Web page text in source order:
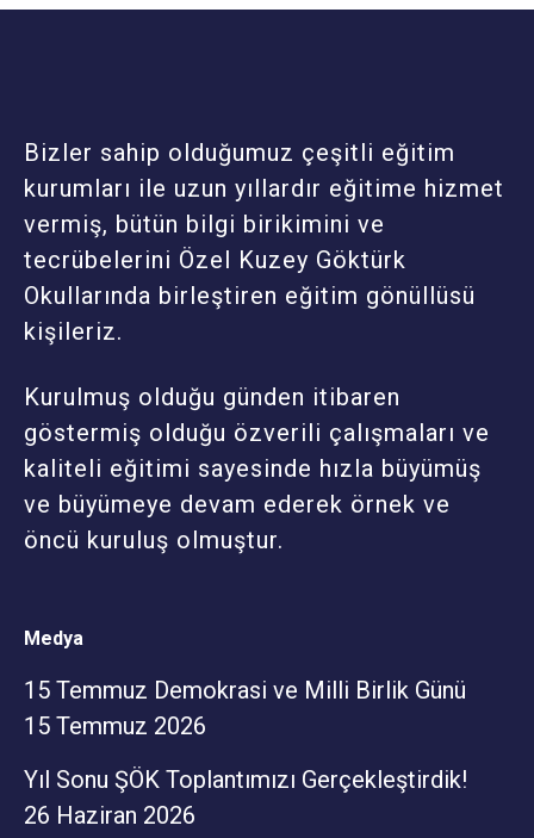
Bizler sahip olduğumuz çeşitli eğitim
kurumları ile uzun yıllardır eğitime hizmet
vermiş, bütün bilgi birikimini ve
tecrübelerini Özel Kuzey Göktürk
Okullarında birleştiren eğitim gönüllüsü
kişileriz.
Kurulmuş olduğu günden itibaren
göstermiş olduğu özverili çalışmaları ve
kaliteli eğitimi sayesinde hızla büyümüş
ve büyümeye devam ederek örnek ve
öncü kuruluş olmuştur.
Medya
15 Temmuz Demokrasi ve Milli Birlik Günü
15 Temmuz 2026
Yıl Sonu ŞÖK Toplantımızı Gerçekleştirdik!
26 Haziran 2026